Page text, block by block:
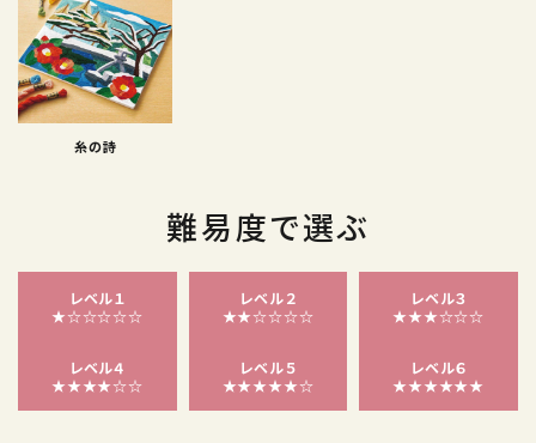
糸の詩
難易度で選ぶ
レベル１
★☆☆☆☆☆
レベル２
★★☆☆☆☆
レベル３
★★★☆☆☆
レベル４
★★★★☆☆
レベル５
★★★★★☆
レベル６
★★★★★★